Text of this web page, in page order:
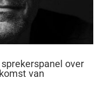
over
van